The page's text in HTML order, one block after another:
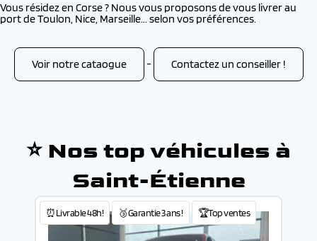
Vous résidez en Corse ? Nous vous proposons de vous livrer au
port de Toulon, Nice, Marseille... selon vos préférences.
Voir notre cataogue - Contactez un conseiller !
⭐ Nos top véhicules à
Saint-Étienne
⏰Livrable 48h! 🥉Garantie 3 ans ! 🏆Top ventes